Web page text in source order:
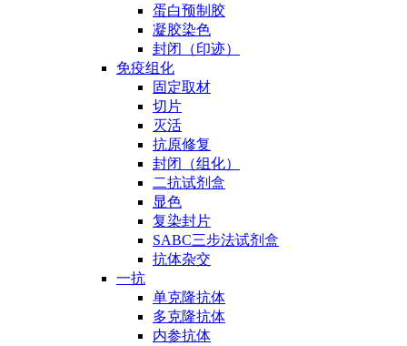
蛋白预制胶
凝胶染色
封闭（印迹）
免疫组化
固定取材
切片
灭活
抗原修复
封闭（组化）
二抗试剂盒
显色
复染封片
SABC三步法试剂盒
抗体杂交
一抗
单克隆抗体
多克隆抗体
内参抗体